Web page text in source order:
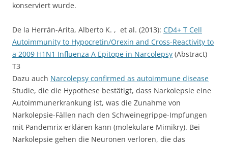
konserviert wurde.
De la Herrán-Arita, Alberto K. , et al. (2013): CD4+ T Cell
Autoimmunity to Hypocretin/Orexin and Cross-Reactivity to
a 2009 H1N1 Influenza A Epitope in Narcolepsy (Abstract)
T3
Dazu auch Narcolepsy confirmed as autoimmune disease
Studie, die die Hypothese bestätigt, dass Narkolepsie eine
Autoimmunerkrankung ist, was die Zunahme von
Narkolepsie-Fällen nach den Schweinegrippe-Impfungen
mit Pandemrix erklären kann (molekulare Mimikry). Bei
Narkolepsie gehen die Neuronen verloren, die das